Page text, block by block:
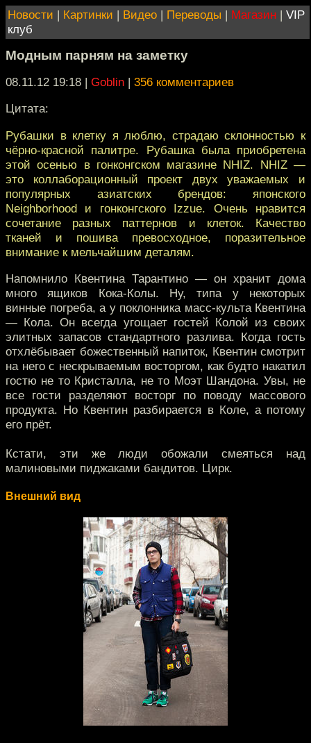
Новости | Картинки | Видео | Переводы | Магазин | VIP
клуб
Модным парням на заметку
08.11.12 19:18 | Goblin | 356 комментариев
Цитата:
Рубашки в клетку я люблю, страдаю склонностью к
чёрно-красной палитре. Рубашка была приобретена
этой осенью в гонконгском магазине NHIZ. NHIZ —
это коллаборационный проект двух уважаемых и
популярных азиатских брендов: японского
Neighborhood и гонконгского Izzue. Очень нравится
сочетание разных паттернов и клеток. Качество
тканей и пошива превосходное, поразительное
внимание к мельчайшим деталям.
Напомнило Квентина Тарантино — он хранит дома
много ящиков Кока-Колы. Ну, типа у некоторых
винные погреба, а у поклонника масс-культа Квентина
— Кола. Он всегда угощает гостей Колой из своих
элитных запасов стандартного разлива. Когда гость
отхлёбывает божественный напиток, Квентин смотрит
на него с нескрываемым восторгом, как будто накатил
гостю не то Кристалла, не то Моэт Шандона. Увы, не
все гости разделяют восторг по поводу массового
продукта. Но Квентин разбирается в Коле, а потому
его прёт.
Кстати, эти же люди обожали смеяться над
малиновыми пиджаками бандитов. Цирк.
Внешний вид